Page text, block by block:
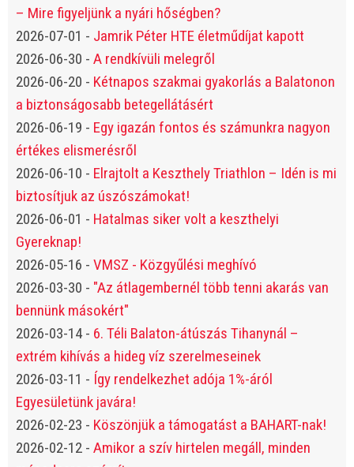
– Mire figyeljünk a nyári hőségben?
2026-07-01 - Jamrik Péter HTE életműdíjat kapott
2026-06-30 - A rendkívüli melegről
2026-06-20 - Kétnapos szakmai gyakorlás a Balatonon
a biztonságosabb betegellátásért
2026-06-19 - Egy igazán fontos és számunkra nagyon
értékes elismerésről
2026-06-10 - Elrajtolt a Keszthely Triathlon – Idén is mi
biztosítjuk az úszószámokat!
2026-06-01 - Hatalmas siker volt a keszthelyi
Gyereknap!
2026-05-16 - VMSZ - Közgyűlési meghívó
2026-03-30 - "Az átlagembernél több tenni akarás van
bennünk másokért"
2026-03-14- 6. Téli Balaton-átúszás Tihanynál –
extrém kihívás a hideg víz szerelmeseinek
2026-03-11 - Így rendelkezhet adója 1%-áról
Egyesületünk javára!
2026-02-23 - Köszönjük a támogatást a BAHART-nak!
2026-02-12 - Amikor a szív hirtelen megáll, minden